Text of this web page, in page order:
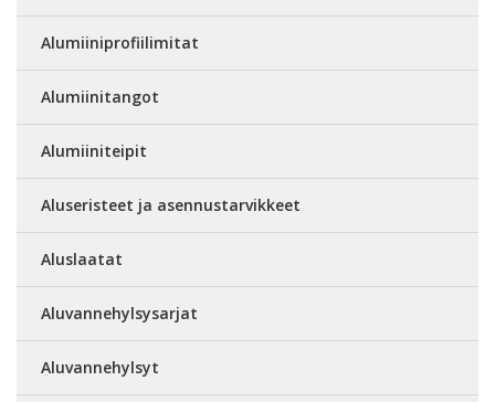
Alumiiniprofiilimitat
Alumiinitangot
Alumiiniteipit
Aluseristeet ja asennustarvikkeet
Aluslaatat
Aluvannehylsysarjat
Aluvannehylsyt